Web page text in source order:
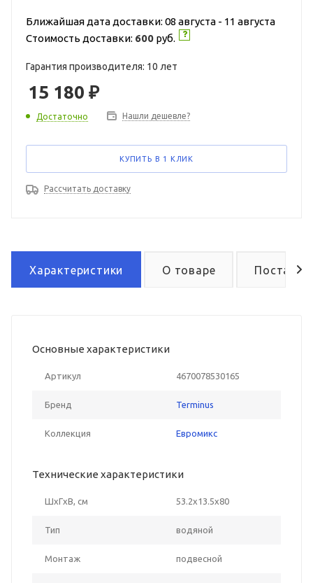
Ближайшая дата доставки: 08 августа - 11 августа
Стоимость доставки: 600 руб.
Гарантия производителя: 10 лет
15 180 ₽
Достаточно Нашли дешевле?
КУПИТЬ В 1 КЛИК
Рассчитать доставку
Характеристики О товаре Поставка
Основные характеристики
Артикул 4670078530165
Бренд Terminus
Коллекция Евромикс
Технические характеристики
ШxГxВ, см 53.2x13.5x80
Тип водяной
Монтаж подвесной